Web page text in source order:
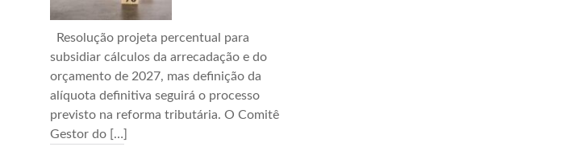
Resolução projeta percentual para
subsidiar cálculos da arrecadação e do
orçamento de 2027, mas definição da
alíquota definitiva seguirá o processo
previsto na reforma tributária. O Comitê
Gestor do […]